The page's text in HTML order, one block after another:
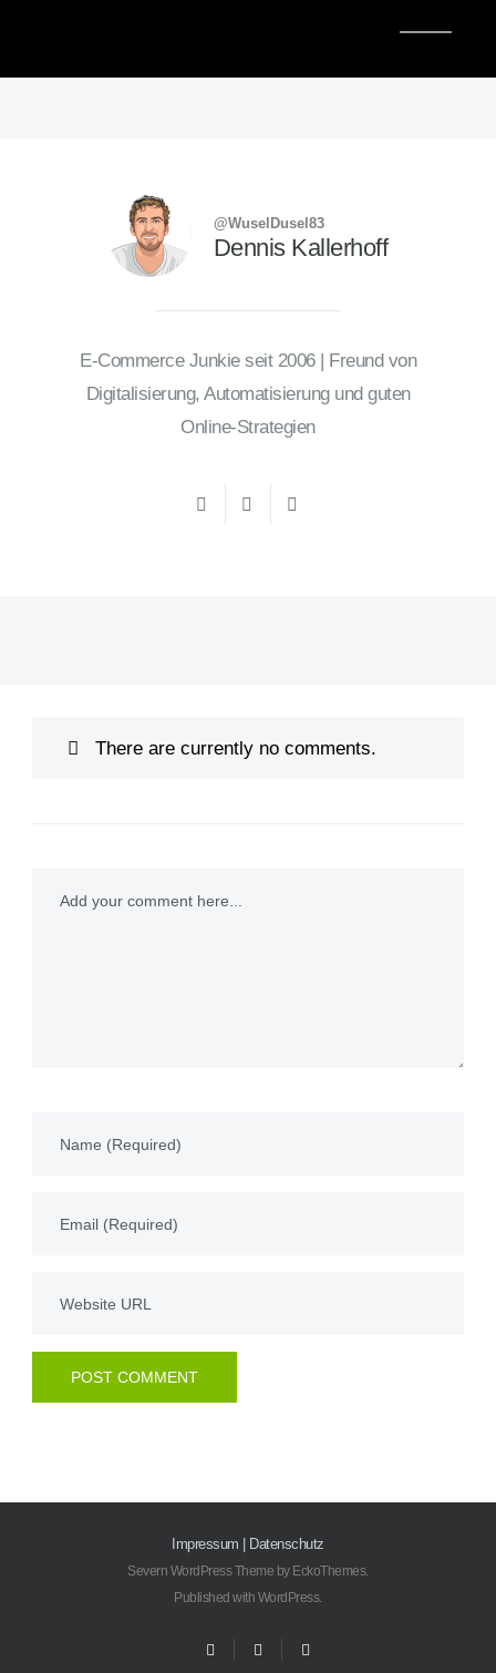
@WuselDusel83
Dennis Kallerhoff
E-Commerce Junkie seit 2006 | Freund von
Digitalisierung, Automatisierung und guten
Online-Strategien
There are currently no comments.
Impressum Datenschutz
Severn WordPress Theme by EckoThemes.
Published with WordPress.